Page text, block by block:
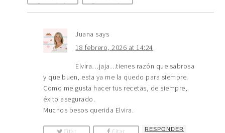
Comentario
Comentario
Juana says
18 febrero, 2026 at 14:24
Elvira…jaja…tienes razón que sabrosa
y que buen, esta ya me la quedo para siempre.
Como me gusta hacer tus recetas, de siempre,
éxito asegurado.
Muchos besos querida Elvira.
Citar
Citar
RESPONDER